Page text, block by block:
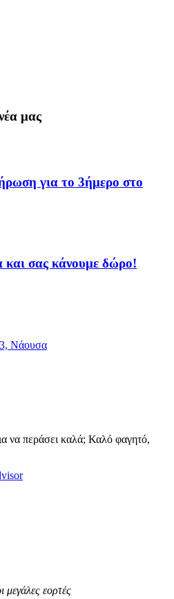
μας
για το 3ήμερο στο
και σας κάνουμε δώρο!
Νάουσα
να περάσει καλά; Καλό φαγητό,
μεγάλες εορτές